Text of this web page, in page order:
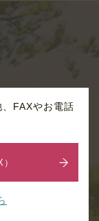
FAXやお電話